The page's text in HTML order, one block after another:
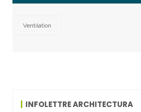
Ventilation
INFOLETTRE ARCHITECTURA